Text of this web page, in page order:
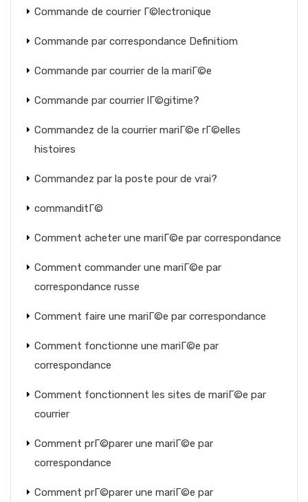
Commande de courrier Г©lectronique
Commande par correspondance Definitiom
Commande par courrier de la mariГ©e
Commande par courrier lГ©gitime?
Commandez de la courrier mariГ©e rГ©elles
histoires
Commandez par la poste pour de vrai?
commanditГ©
Comment acheter une mariГ©e par correspondance
Comment commander une mariГ©e par
correspondance russe
Comment faire une mariГ©e par correspondance
Comment fonctionne une mariГ©e par
correspondance
Comment fonctionnent les sites de mariГ©e par
courrier
Comment prГ©parer une mariГ©e par
correspondance
Comment prГ©parer une mariГ©e par